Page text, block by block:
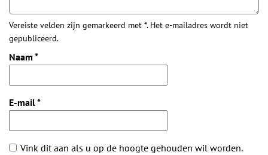
Vereiste velden zijn gemarkeerd met *. Het e-mailadres wordt niet
gepubliceerd.
Naam *
E-mail*
Vink dit aan als u op de hoogte gehouden wil worden.